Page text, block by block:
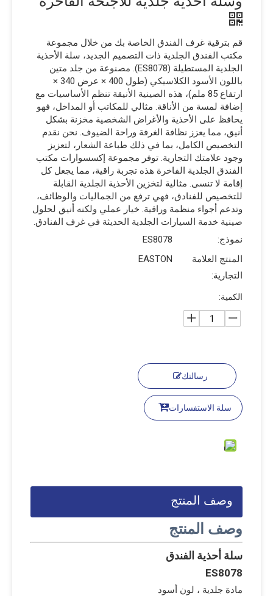
قم بترقية غرف الفندق الخاصة بك من خلال مجموعة
مكتب الفندق الجلدية ذات التصميم الجديد، سلة الأحذية
الجلدية المستطيلة (ES8078). مصنوعة من جلد متين
باللون الأسود الكلاسيكي (طول 400 × عرض 340 ×
ارتفاع 85 ملم)، هذه الصينية الأنيقة تنظم الأساسيات مع
إضافة لمسة من الأناقة. مثالي للمكاتب أو المداخل، فهو
يحافظ على الأحذية والأغراض الشخصية مخزنة بشكل
أنيق، مما يعزز نظافة الغرفة وراحة الضيوف. نحن نقدم
التخصيص الكامل، بما في ذلك طباعة الشعار، لتعزيز
وجود علامتك التجارية. توفر مجموعة إكسسوارات مكتب
الفندق الجلدية الفاخرة هذه تجربة راقية، مما يجعل كل
إقامة لا تنسى. مثالية لتخزين الأحذية الجلدية القابلة
للتخصيص للفنادق، فهي ترفع من الجماليات والوظائف،
وتدعم أجواء منظمة وراقية. خيار عملي ولكنه أنيق لحلول
صينية خدمة السيارات الجلدية الحديثة في غرف الفنادق.
نموذج:
ES8078
المنتج العلامة
التجارية:
EASTON
الكمية:
رسالتك
سلة الاستفسارات
وصف المنتج
وصف المنتج
سلة أحذية الفندق
ES8078
مادة جلدية ، لون أسود